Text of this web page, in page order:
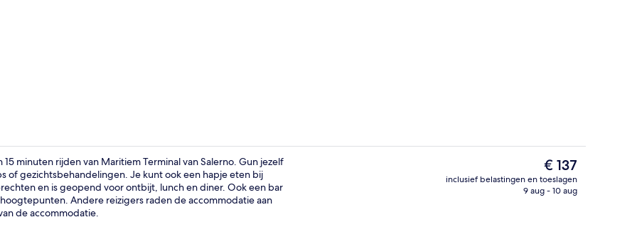
Exterieur Een seizoensgebonden
minuten rijden van Maritiem Terminal van Salerno. Gun jezelf
of gezichtsbehandelingen. Je kunt ook een hapje eten bij
en is geopend voor ontbijt, lunch en diner. Ook een bar
Andere reizigers raden de accommodatie aan
de accommodatie.
De
huidige
prijs
€ 137
inclusief belastingen en toeslagen
9 aug - 10 aug